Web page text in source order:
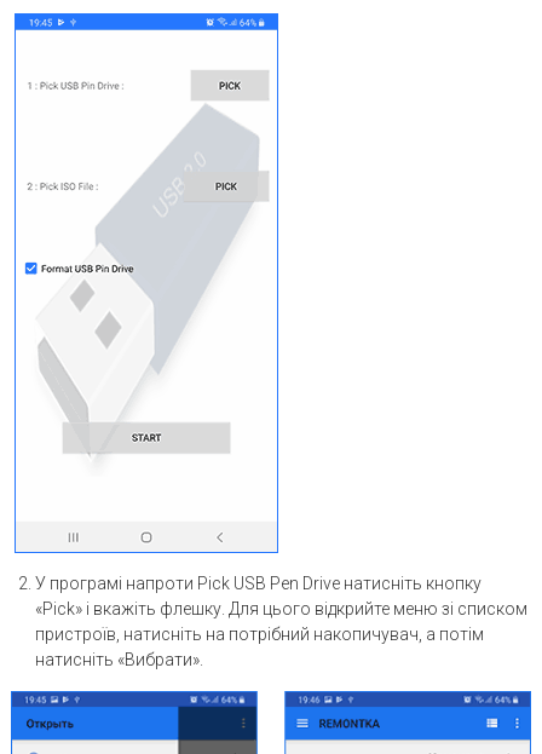
У програмі напроти Pick USB Pen Drive натисніть кнопку
«Pick» і вкажіть флешку. Для цього відкрийте меню зі списком
пристроїв, натисніть на потрібний накопичувач, а потім
натисніть «Вибрати».